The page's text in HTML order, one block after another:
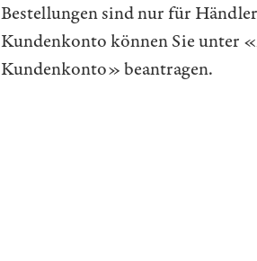
Bestellungen sind nur für
Kundenkonto können Sie unter
Kundenkonto»beantragen.